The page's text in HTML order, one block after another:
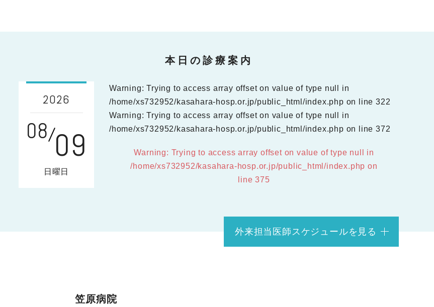
本日の診療案内
2026
08 09
日曜日
Warning: Trying to access array offset on value of type null in
/home/xs732952/kasahara-hosp.or.jp/public_html/index.php on line 322
Warning: Trying to access array offset on value of type null in
/home/xs732952/kasahara-hosp.or.jp/public_html/index.php on line 372
Warning: Trying to access array offset on value of type null in
/home/xs732952/kasahara-hosp.or.jp/public_html/index.php on
line 375
外来担当医師スケジュールを見る
笠原病院